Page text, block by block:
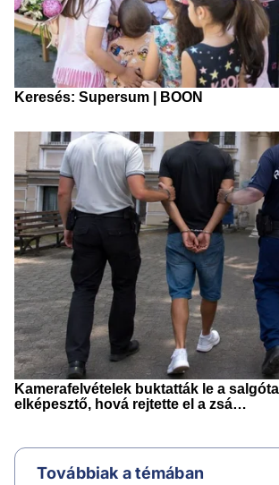
Továbbiak a témában